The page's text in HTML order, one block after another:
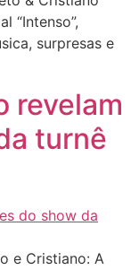
“Intenso”,
surpresas e
revelam
turnê
e Cristiano: A